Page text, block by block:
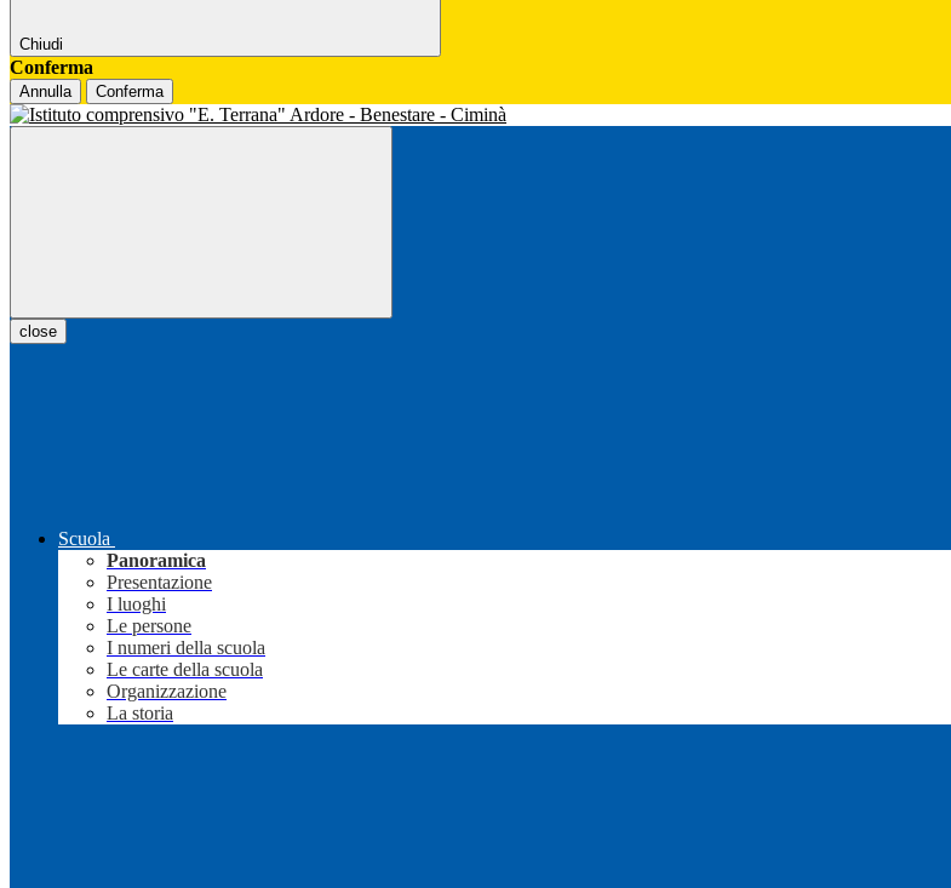
Chiudi
Conferma
Annulla Conferma
close
Scuola
Panoramica
Presentazione
I luoghi
Le persone
I numeri della scuola
Le carte della scuola
Organizzazione
La storia